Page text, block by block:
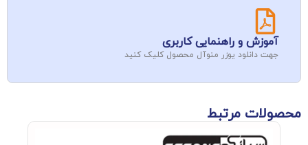
آموزش و راهنمایی کاربری
جهت دانلود یوزر منوآل محصول کلیک کنید
محصولات مرتبط